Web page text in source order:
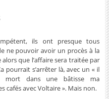
ils ont presque tous
ne pouvoir avoir un procès à la
que l’affaire sera traitée par
pourrait s’arrêter là, avec un « il
mort dans une bâtisse ma
cafés avec Voltaire ». Mais non.